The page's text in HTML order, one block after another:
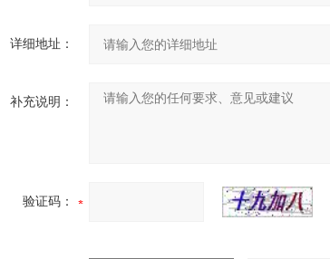
详细地址：
补充说明：
验证码：